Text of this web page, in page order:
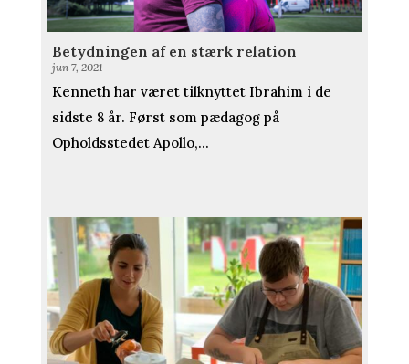
Betydningen af en stærk relation
jun 7, 2021
Kenneth har været tilknyttet Ibrahim i de
sidste 8 år. Først som pædagog på
Opholdsstedet Apollo,...